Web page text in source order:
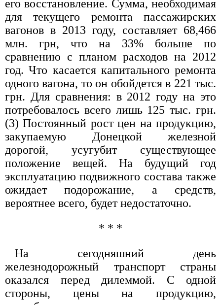
его восстановление. Сумма, необходимая
для текущего ремонта пассажирских
вагонов в 2013 году, составляет 68,466
млн. грн, что на 33% больше по
сравнению с планом расходов на 2012
год. Что касается капитального ремонта
одного вагона, то он обойдется в 221 тыс.
грн. Для сравнения: в 2012 году на это
потребовалось всего лишь 125 тыс. грн.
(3) Постоянный рост цен на продукцию,
закупаемую Донецкой железной
дорогой, усугубит существующее
положение вещей. На будущий год
эксплуатацию подвижного состава также
ожидает подорожание, а средств,
вероятнее всего, будет недостаточно.
* * *
На сегодняшний день
железнодорожный транспорт страны
оказался перед дилеммой. С одной
стороны, цены на продукцию,